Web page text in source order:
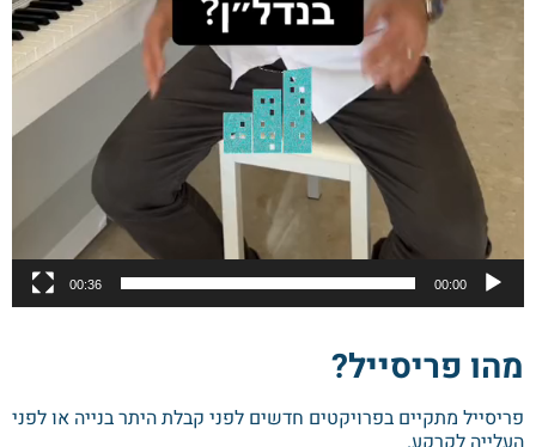
00:00
00:36
מהו פריסייל?
פריסייל מתקיים בפרויקטים חדשים לפני קבלת היתר בנייה או לפני